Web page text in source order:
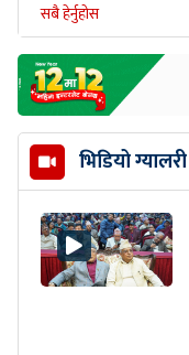
सबै हेर्नुहोस
भिडियो ग्यालरी